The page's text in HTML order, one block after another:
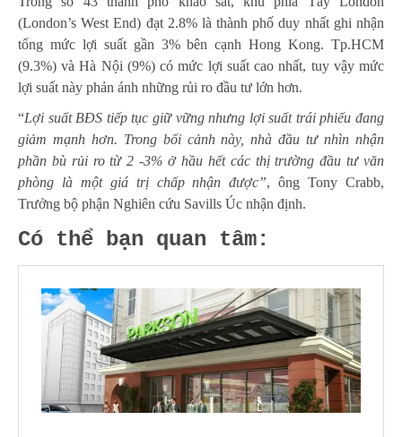
(London’s West End) đạt 2.8% là thành phố duy nhất ghi nhận
tổng mức lợi suất gần 3% bên cạnh Hong Kong. Tp.HCM
(9.3%) và Hà Nội (9%) có mức lợi suất cao nhất, tuy vậy mức
lợi suất này phản ánh những rủi ro đầu tư lớn hơn.
“Lợi suất BĐS tiếp tục giữ vững nhưng lợi suất trái phiếu đang
giảm mạnh hơn. Trong bối cảnh này, nhà đầu tư nhìn nhận
phần bù rủi ro từ 2 -3% ở hầu hết các thị trường đầu tư văn
phòng là một giá trị chấp nhận được”, ông Tony Crabb,
Trưởng bộ phận Nghiên cứu Savills Úc nhận định.
Có thể bạn quan tâm: